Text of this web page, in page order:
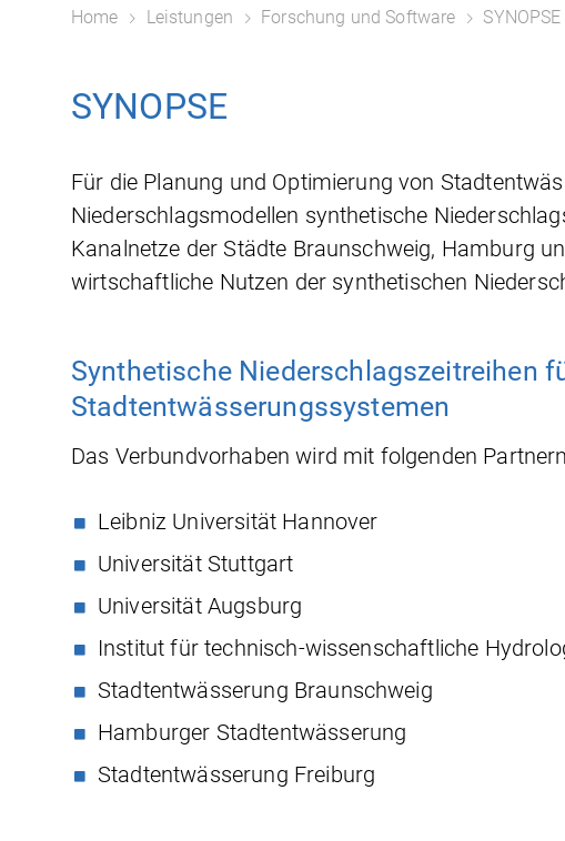
Home Leistungen Forschung und Software SYNOPSE
SYNOPSE
Für die Planung und Optimierung von
Niederschlagsmodellen synthetische
Kanalnetze der Städte Braunschweig, Hamburg
wirtschaftliche Nutzen der synthetischen
Synthetische Niederschlagszeitreihen
Stadtentwässerungssystemen
Das Verbundvorhaben wird mit folgenden
Leibniz Universität Hannover
Universität Stuttgart
Universität Augsburg
Institut für technisch-wissenschaftliche
Stadtentwässerung Braunschweig
Hamburger Stadtentwässerung
Stadtentwässerung Freiburg